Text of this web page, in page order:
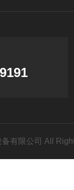
备有限公司 All